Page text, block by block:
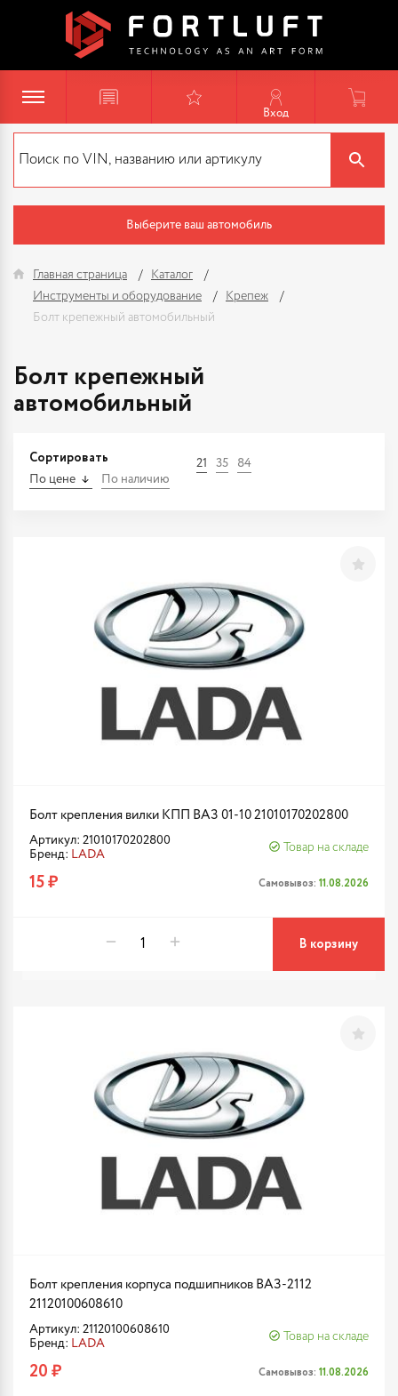
Вход
Выберите ваш автомобиль
Главная страница
Каталог
Инструменты и оборудование
Крепеж
Болт крепежный автомобильный
Болт крепежный
автомобильный
Сортировать
По цене По наличию
21 35 84
Болт крепления вилки КПП ВАЗ 01-10 21010170202800
Артикул: 21010170202800
Бренд: LADA
Товар на складе
15 ₽ Самовывоз: 11.08.2026
В корзину
Болт крепления корпуса подшипников ВАЗ-2112
21120100608610
Артикул: 21120100608610
Бренд: LADA
Товар на складе
20 ₽ Самовывоз: 11.08.2026